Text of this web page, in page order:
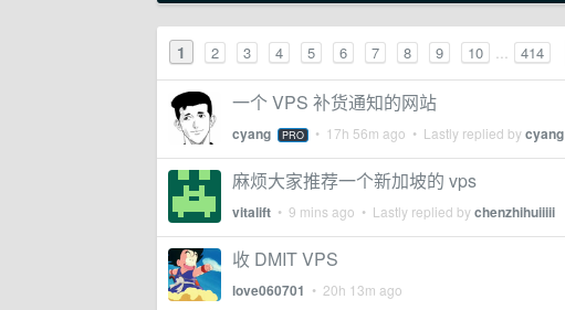
1 2 3 4 5 6 7 8 9 10 ... 414
一个 VPS 补货通知的网站
cyang PRO • 17h 56m ago • Lastly replied bycyang
麻烦大家推荐一个新加坡的 vps
vitalift • 9 mins ago • Lastly replied bychenzhihuiiiii
收 DMIT VPS
love060701 • 20h 13m ago